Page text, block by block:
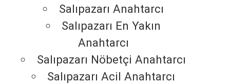
Salıpazarı Anahtarcı
Salıpazarı En Yakın
Anahtarcı
Salıpazarı Nöbetçi Anahtarcı
Salıpazarı Acil Anahtarcı